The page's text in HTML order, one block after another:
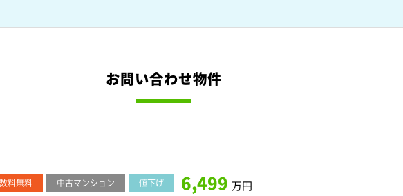
お問い合わせ物件
料無料 中古マンション 値下げ 6,499 万円